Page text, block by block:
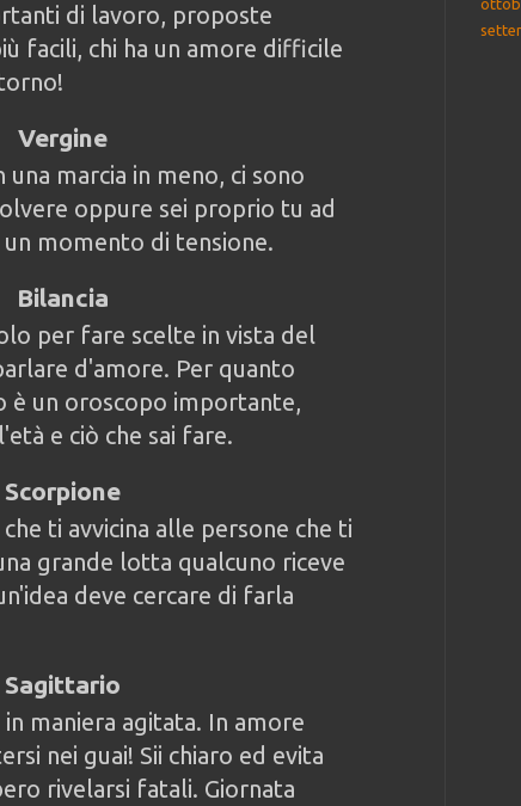
di lavoro, proposte
facili, chi ha un amore difficile
Vergine
marcia in meno, ci sono
oppure sei proprio tu ad
un momento di tensione.
Bilancia
per fare scelte in vista del
d'amore. Per quanto
è un oroscopo importante,
e ciò che sai fare.
Scorpione
ti avvicina alle persone che ti
grande lotta qualcuno riceve
deve cercare di farla
Sagittario
maniera agitata. In amore
nei guai! Sii chiaro ed evita
rivelarsi fatali. Giornata